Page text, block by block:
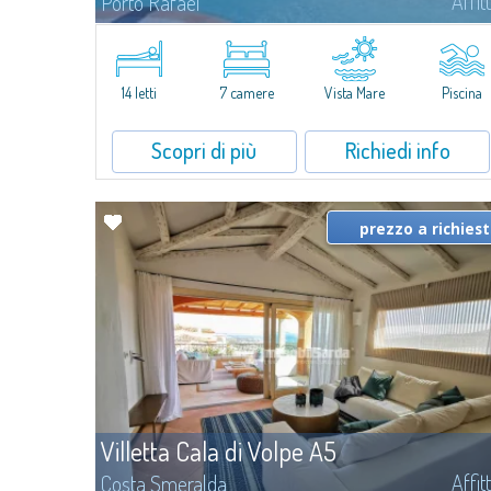
Nell'esclusiva e pittoresca località di Porto Rafael, sorge Villa Hugo,
una delle più ampie ville di Porto Rafael, affascinante proprietà
caratterizzata da un'invidiabile posizione panoramica...
14 letti 7 camere Vista Mare Piscina
Scopri di più Richiedi info
Villetta Cala di Volpe A5
Costa Smeralda
prezzo a